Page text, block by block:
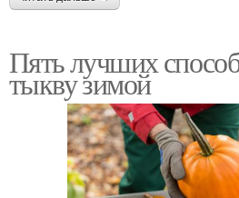
Пять лучших
тыкву зимой